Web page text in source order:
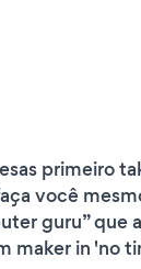
primeiro
você
guru” que
maker in 'no